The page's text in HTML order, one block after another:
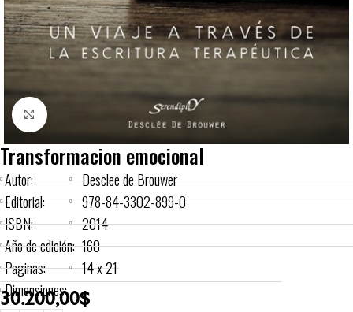
Click to enlarge
Transformacion emocional
Autor:
Editorial:
ISBN:
Año de edición:
Paginas:
Dimensiones:
Desclee de Brouwer
978-84-3302-899-0
2014
160
14 x 21
30.200,00$